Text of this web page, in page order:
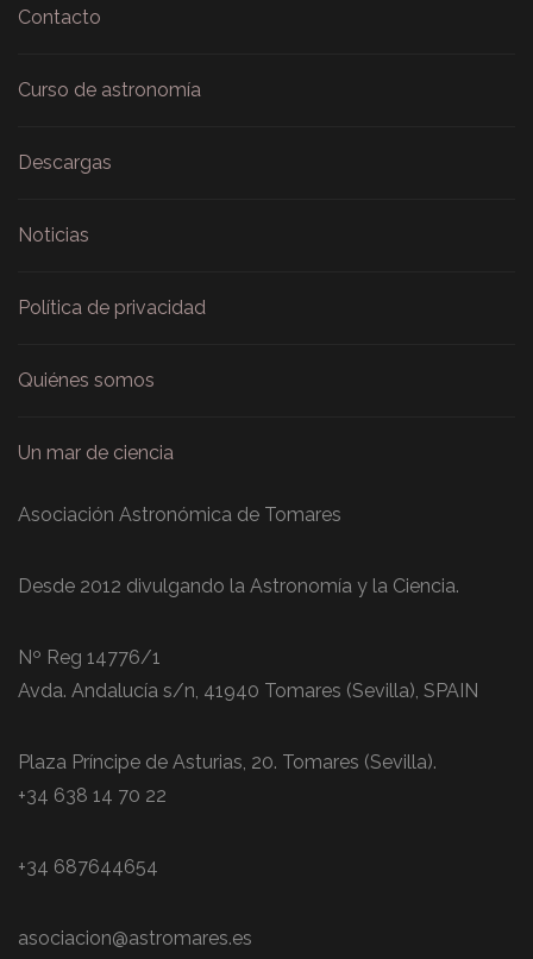
Contacto
Curso de astronomía
Descargas
Noticias
Política de privacidad
Quiénes somos
Un mar de ciencia
Asociación Astronómica de Tomares
Desde 2012 divulgando la Astronomía y la Ciencia.
Nº Reg 14776/1
Avda. Andalucía s/n, 41940 Tomares (Sevilla), SPAIN
Plaza Príncipe de Asturias, 20. Tomares (Sevilla).
+34 638 14 70 22
+34 687644654
asociacion@astromares.es